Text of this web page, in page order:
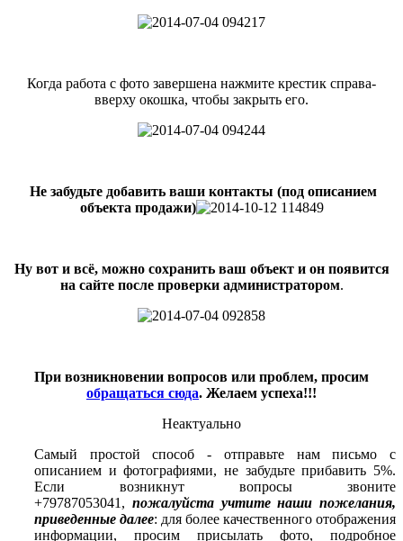
Когда работа с фото завершена нажмите крестик справа-
вверху окошка, чтобы закрыть его.
Не забудьте добавить ваши контакты (под описанием
объекта продажи)
Ну вот и всё, можно сохранить ваш объект и он появится
на сайте после проверки администратором.
При возникновении вопросов или проблем, просим
обращаться сюда. Желаем успеха!!!
Неактуально
Самый простой способ - отправьте нам письмо с
описанием и фотографиями, не забудьте прибавить 5%.
Если возникнут вопросы звоните
+79787053041, пожалуйста учтите наши пожелания,
приведенные далее: для более качественного отображения
информации, просим присылать фото, подробное